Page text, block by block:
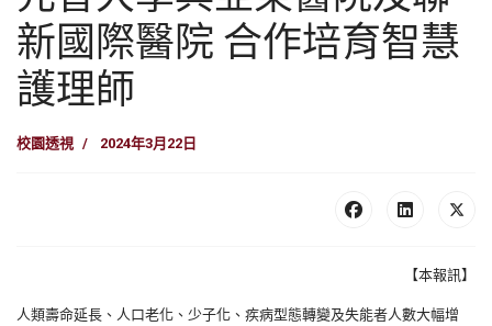
新國際醫院 合作培育智慧
護理師
校園透視 2024年3月22日
【本報訊】
人類壽命延長、人口老化、少子化、疾病型態轉變及失能者人數大幅增